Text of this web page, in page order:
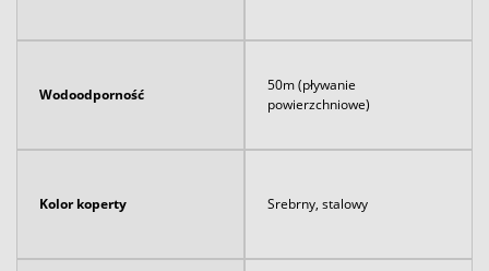
Wodoodporność
50m (pływanie
powierzchniowe)
Kolor koperty Srebrny, stalowy